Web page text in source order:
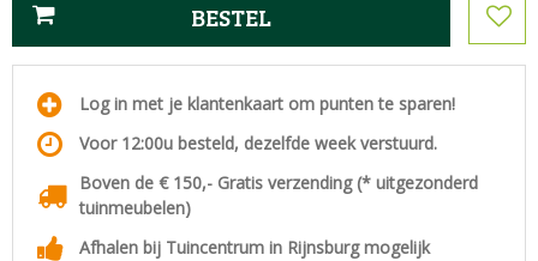
Log in met je klantenkaart om punten te sparen!
Voor 12:00u besteld, dezelfde week verstuurd.
Boven de € 150,- Gratis verzending (* uitgezonderd
tuinmeubelen)
Afhalen bij Tuincentrum in Rijnsburg mogelijk